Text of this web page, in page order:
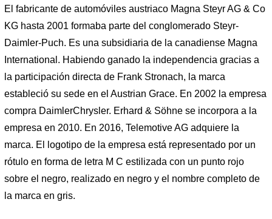
El fabricante de automóviles austriaco Magna Steyr AG & Co
KG hasta 2001 formaba parte del conglomerado Steyr-
Daimler-Puch. Es una subsidiaria de la canadiense Magna
International. Habiendo ganado la independencia gracias a
la participación directa de Frank Stronach, la marca
estableció su sede en el Austrian Grace. En 2002 la empresa
compra DaimlerChrysler. Erhard & Söhne se incorpora a la
empresa en 2010. En 2016, Telemotive AG adquiere la
marca. El logotipo de la empresa está representado por un
rótulo en forma de letra M C estilizada con un punto rojo
sobre el negro, realizado en negro y el nombre completo de
la marca en gris.